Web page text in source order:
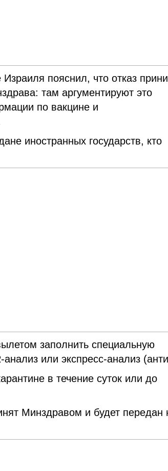
пояснил, что отказ
там аргументируют это
по вакцине и
иностранных государств, кто
заполнить специальную
или экспресс-анализ
в течение суток или до
Минздравом и будет передан